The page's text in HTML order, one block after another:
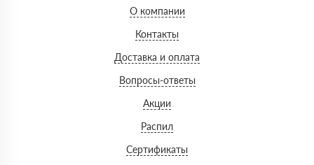
О компании
Контакты
Доставка и оплата
Вопросы-ответы
Акции
Распил
Сертификаты